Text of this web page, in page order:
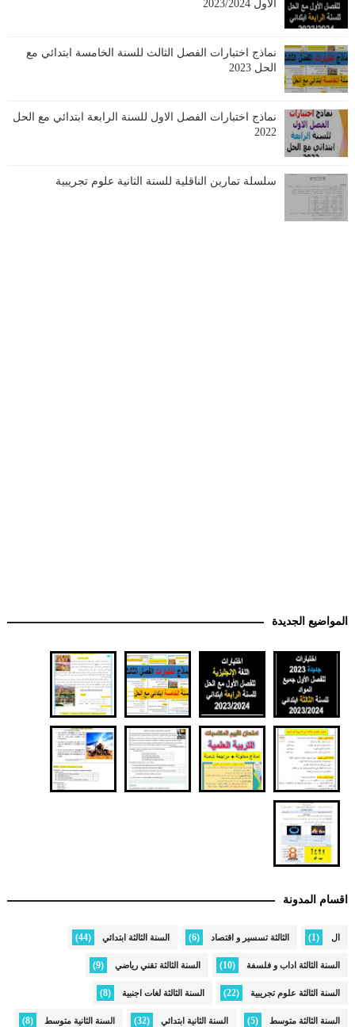
الاول 2023/2024
نماذج اختبارات الفصل الثالث للسنة الخامسة ابتدائي مع
الحل 2023
نماذج اختبارات الفصل الاول للسنة الرابعة ابتدائي مع الحل
2022
سلسلة تمارين الناقلية للسنة الثانية علوم تجريبية
المواضيع الجديدة
اقسام المدونة
ال (1) الثالثة تسسير و اقتصاد (6) السنة الثالثة ابتدائي (44)
السنة الثالثة اداب و فلسفة (10) السنة الثالثة تقني رياضي (9)
السنة الثالثة علوم تجريبية (22) السنة الثالثة لغات اجنبية (8)
السنة الثالثة متوسط (5) السنة الثانية ابتدائي (32) السنة الثانية متوسط (8)